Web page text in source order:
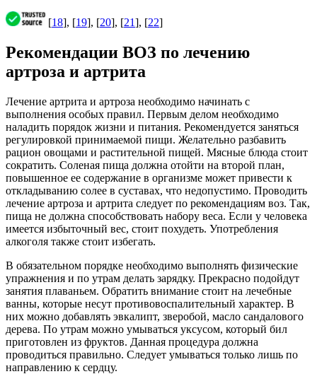
[18], [19], [20], [21], [22]
Рекомендации ВОЗ по лечению
артроза и артрита
Лечение артрита и артроза необходимо начинать с
выполнения особых правил. Первым делом необходимо
наладить порядок жизни и питания. Рекомендуется заняться
регулировкой принимаемой пищи. Желательно разбавить
рацион овощами и растительной пищей. Мясные блюда стоит
сократить. Соленая пища должна отойти на второй план,
повышенное ее содержание в организме может привести к
откладыванию солее в суставах, что недопустимо. Проводить
лечение артроза и артрита следует по рекомендациям воз. Так,
пища не должна способствовать набору веса. Если у человека
имеется избыточный вес, стоит похудеть. Употребления
алкоголя также стоит избегать.
В обязательном порядке необходимо выполнять физические
упражнения и по утрам делать зарядку. Прекрасно подойдут
занятия плаваньем. Обратить внимание стоит на лечебные
ванны, которые несут противовоспалительный характер. В
них можно добавлять эвкалипт, зверобой, масло сандалового
дерева. По утрам можно умываться уксусом, который бил
приготовлен из фруктов. Данная процедура должна
проводиться правильно. Следует умываться только лишь по
направлению к сердцу.